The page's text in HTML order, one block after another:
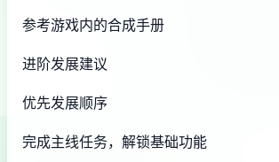
参考游戏内的合成手册
进阶发展建议
优先发展顺序
完成主线任务，解锁基础功能